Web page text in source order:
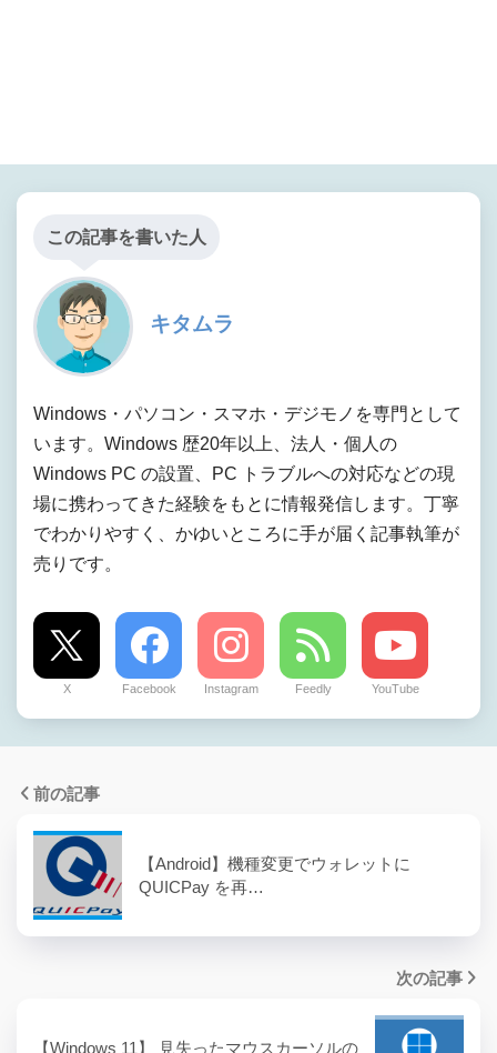
この記事を書いた人
キタムラ
Windows・パソコン・スマホ・デジモノを専門として
います。Windows 歴20年以上、法人・個人の
Windows PC の設置、PC トラブルへの対応などの現
場に携わってきた経験をもとに情報発信します。丁寧
でわかりやすく、かゆいところに手が届く記事執筆が
売りです。
X Facebook Instagram Feedly YouTube
前の記事
【Android】機種変更でウォレットに
QUICPay を再…
次の記事
【Windows 11】 見失ったマウスカーソルの